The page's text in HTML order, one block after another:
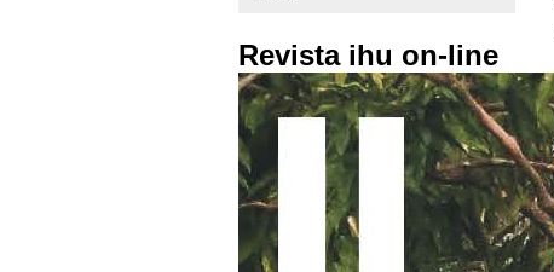
Revista ihu on-line